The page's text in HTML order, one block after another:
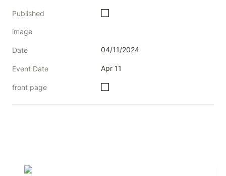
Published
image
Date 04/11/2024
Event Date Apr 11
front page